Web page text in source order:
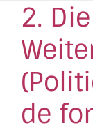
2.
de